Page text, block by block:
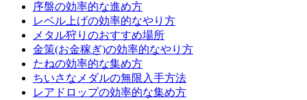
序盤の効率的な進め方
レベル上げの効率的なやり方
メタル狩りのおすすめ場所
金策(お金稼ぎ)の効率的なやり方
たねの効率的な集め方
ちいさなメダルの無限入手方法
レアドロップの効率的な集め方